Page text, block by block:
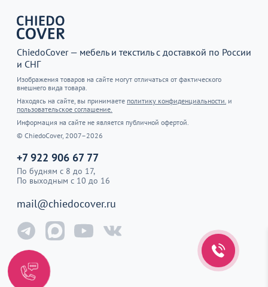
ChiedoCover — мебель и текстиль с доставкой по России
и СНГ
Изображения товаров на сайте могут отличаться от фактического
внешнего вида товара.
Находясь на сайте, вы принимаете политику конфиденциальности. и
пользовательское соглашение.
Информация на сайте не является публичной офертой.
© ChiedoCover, 2007–2026
+7 922 906 67 77
По будням с 8 до 17,
По выходным с 10 до 16
mail@chiedocover.ru